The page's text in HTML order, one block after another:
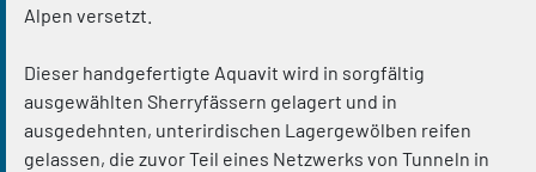
Alpen versetzt.
Dieser handgefertigte Aquavit wird in sorgfältig
ausgewählten Sherryfässern gelagert und in
ausgedehnten, unterirdischen Lagergewölben reifen
gelassen, die zuvor Teil eines Netzwerks von Tunneln in